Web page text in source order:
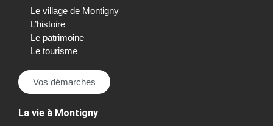
Le village de Montigny
L’histoire
Le patrimoine
Le tourisme
Vos démarches
La vie à Montigny